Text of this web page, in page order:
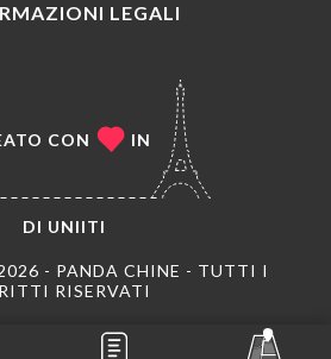
LEGALI
- PANDA CHINE - TUTTI I
RISERVATI
CON IN
DI UNIITI